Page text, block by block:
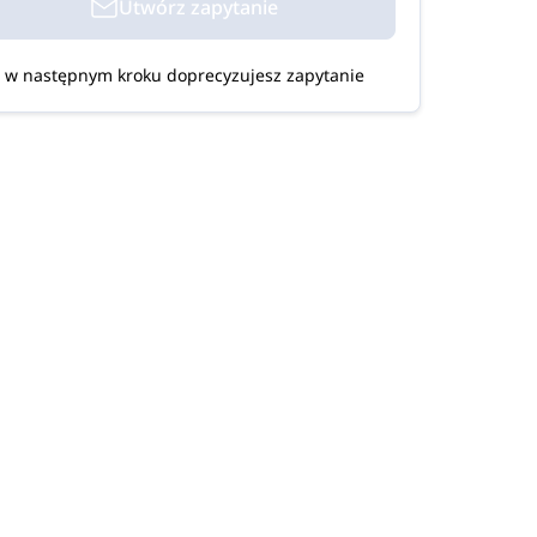
Utwórz zapytanie
w następnym kroku doprecyzujesz zapytanie